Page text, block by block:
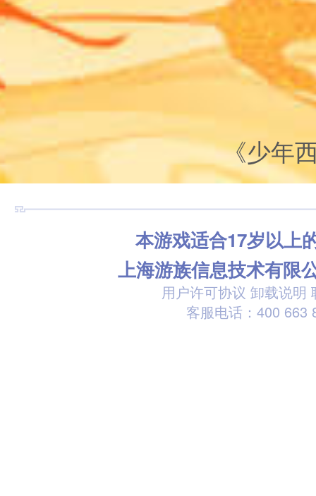
《少年
本游戏适合17岁以上
上海游族信息技术有限
用户许可协议 卸载说明
客服电话：400 663